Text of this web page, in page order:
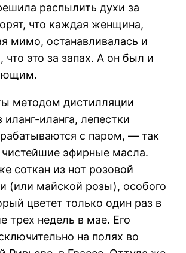
распылить духи за
что каждая женщина,
мимо, останавливалась и
что это за запах. А он был и
методом дистилляции
иланг-иланга, лепестки
с паром, — так
чистейшие эфирные масла.
соткан из нот розовой
(или майской розы), особого
цветет только один раз в
трех недель в мае. Его
на полях во